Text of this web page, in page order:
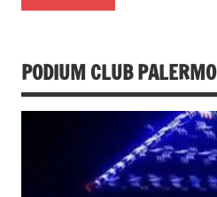
PODIUM CLUB PALERMO